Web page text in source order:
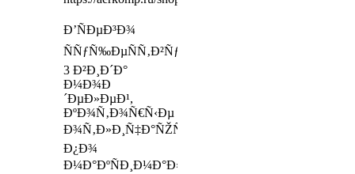
Ð’ÑÐµÐ³Ð¾
ÑÑƒÑ‰ÐµÑÑ‚Ð²ÑƒÐµÑ‚
3 Ð²Ð¸Ð´Ð°
Ð¼Ð¾Ð
´ÐµÐ»ÐµÐ¹,
ÐºÐ¾Ñ‚Ð¾Ñ€Ñ‹Ðµ
Ð¾Ñ‚Ð»Ð¸Ñ‡Ð°ÑŽÑ‚ÑÑ
Ð¿Ð¾
Ð¼Ð°ÐºÑÐ¸Ð¼Ð°Ð»ÑŒÐ½Ð¾Ð¼Ñƒ